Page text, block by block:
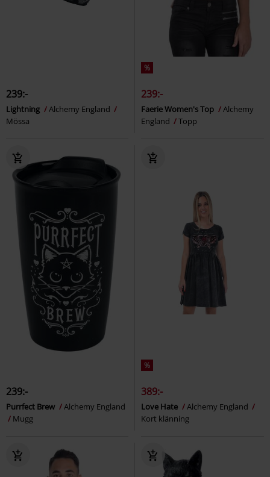
239:-
Lightning
Alchemy England
Mössa
%
239:-
Faerie Women's Top
Alchemy
England
Topp
239:-
Purrfect Brew
Alchemy England
Mugg
%
389:-
Love Hate
Alchemy England
Kort klänning